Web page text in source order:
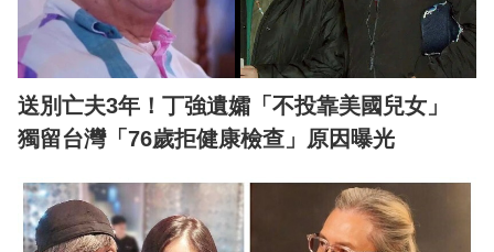
送別亡夫3年！丁強遺孀「不投靠美國兒女」
獨留台灣「76歲拒健康檢查」原因曝光